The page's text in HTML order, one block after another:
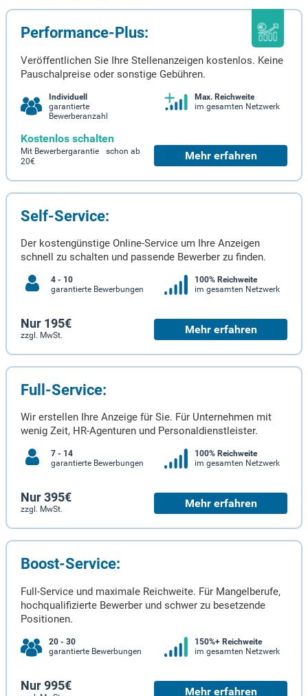
Performance-Plus:
Veröffentlichen Sie Ihre Stellenanzeigen kostenlos. Keine
Pauschalpreise oder sonstige Gebühren.
Individuell
garantierte
Bewerberanzahl
Max. Reichweite
im gesamten Netzwerk
Kostenlos schalten
Mit Bewerbergarantie schon ab
20€
Mehr erfahren
Self-Service:
Der kostengünstige Online-Service um Ihre Anzeigen
schnell zu schalten und passende Bewerber zu finden.
4 - 10
garantierte Bewerbungen
100% Reichweite
im gesamten Netzwerk
Nur 195€
zzgl. MwSt. Mehr erfahren
Full-Service:
Wir erstellen Ihre Anzeige für Sie. Für Unternehmen mit
wenig Zeit, HR-Agenturen und Personaldienstleister.
7 - 14
garantierte Bewerbungen
100% Reichweite
im gesamten Netzwerk
Nur 395€
zzgl. MwSt. Mehr erfahren
Boost-Service:
Full-Service und maximale Reichweite. Für Mangelberufe,
hochqualifizierte Bewerber und schwer zu besetzende
Positionen.
20 - 30
garantierte Bewerbungen
150%+ Reichweite
im gesamten Netzwerk
Nur 995€ Mehr erfahren